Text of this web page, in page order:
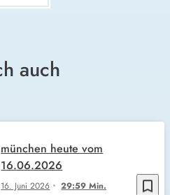
auch
bookmark_border
16. Juni 2026 29:59 Min.
münchen heute vom
16.06.2026